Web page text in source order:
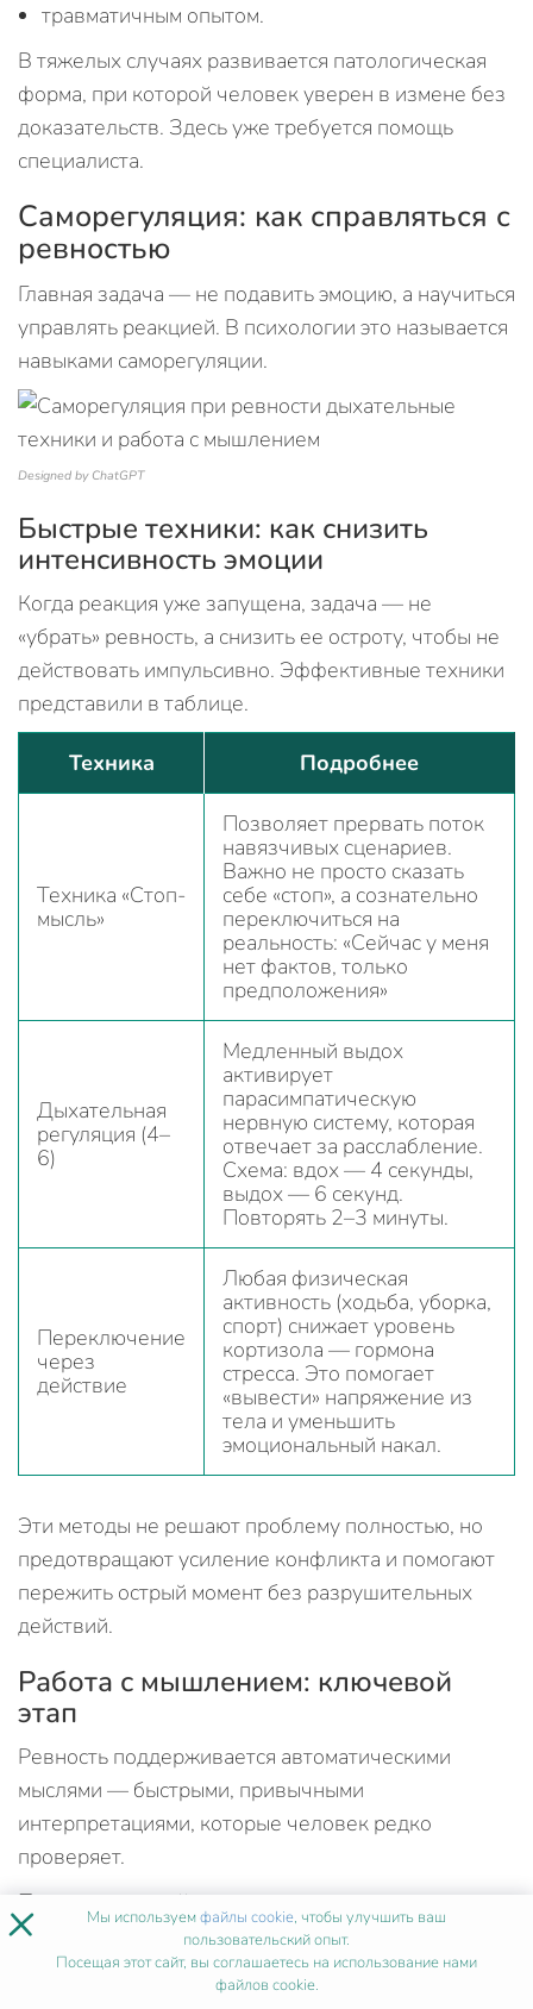
травматичным опытом.
В тяжелых случаях развивается патологическая
форма, при которой человек уверен в измене без
доказательств. Здесь уже требуется помощь
специалиста.
Саморегуляция: как справляться с
ревностью
Главная задача — не подавить эмоцию, а научиться
управлять реакцией. В психологии это называется
навыками саморегуляции.
Designed by ChatGPT
Быстрые техники: как снизить
интенсивность эмоции
Когда реакция уже запущена, задача — не
«убрать» ревность, а снизить ее остроту, чтобы не
действовать импульсивно. Эффективные техники
представили в таблице.
Техника Подробнее
Техника «Стоп-
мысль»
Позволяет прервать поток
навязчивых сценариев.
Важно не просто сказать
себе «стоп», а сознательно
переключиться на
реальность: «Сейчас у меня
нет фактов, только
предположения»
Дыхательная
регуляция (4–
6)
Медленный выдох
активирует
парасимпатическую
нервную систему, которая
отвечает за расслабление.
Схема: вдох — 4 секунды,
выдох — 6 секунд.
Повторять 2–3 минуты.
Переключение
через
действие
Любая физическая
активность (ходьба, уборка,
спорт) снижает уровень
кортизола — гормона
стресса. Это помогает
«вывести» напряжение из
тела и уменьшить
эмоциональный накал.
Эти методы не решают проблему полностью, но
предотвращают усиление конфликта и помогают
пережить острый момент без разрушительных
действий.
Работа с мышлением: ключевой
этап
Ревность поддерживается автоматическими
мыслями — быстрыми, привычными
интерпретациями, которые человек редко
проверяет.
Психологический подход предполагает их
осознание и корректировку. Алгоритм работы:
Зафиксировать мысль. Четко сформулировать,
× Мы используемфайлы cookie, чтобы улучшить ваш
пользовательский опыт.
Посещая этот сайт, вы соглашаетесь на использование нами
файлов cookie.